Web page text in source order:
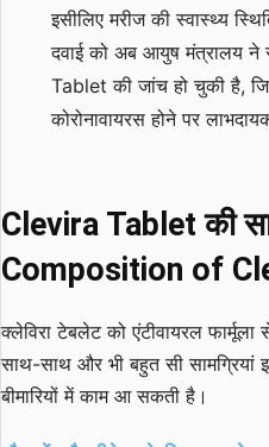
इसीलिए मरीज की स्वास्थ्य
दवाई को अब आयुष मंत्रालय ने
Tablet की जांच हो चुकी है,
कोरोनावायरस होने पर
Clevira Tablet की
Composition of
क्लेविरा टेबलेट को एंटीवायरल
साथ-साथ और भी बहुत सी सामग्रियां
बीमारियों में काम आ सकती है।